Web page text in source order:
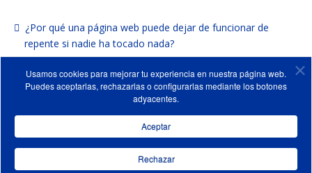
Usamos cookies para mejorar tu experiencia en nuestra página web.
Puedes aceptarlas, rechazarlas o configurarlas mediante los botones
adyacentes.
Aceptar
Rechazar
¿Por qué una página web puede dejar de funcionar de
repente si nadie ha tocado nada?
¿Por qué parece que ahora hay más fallos de seguridad en
las páginas web?
Cómo vender y rentabilizar un dominio que no usas: El
Página web en Madrid: Alianco. Nueva referencia de Azaelia